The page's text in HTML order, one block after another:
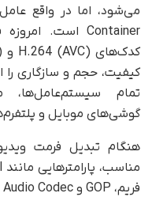
کیفیت، حجم و سازگاری را
تمام سیستم‌عامل‌ها،
گوشی‌های موبایل و